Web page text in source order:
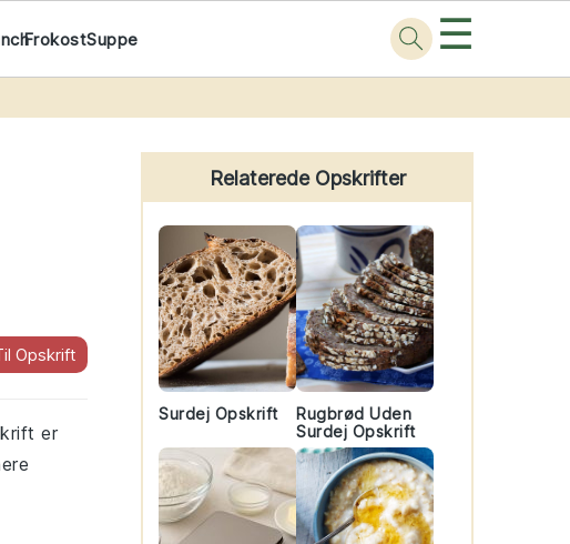
FrokostSuppe ☰
Opskrift
er
Primary
Sidebar
Relaterede Opskrifter
Surdej Opskrift
Rugbrød Uden
Surdej Opskrift